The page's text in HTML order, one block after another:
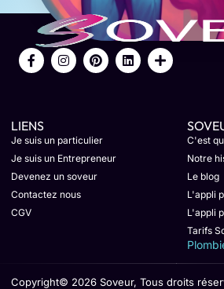
LIENS
Je suis un particulier
Je suis un Entrepreneur
Devenez un soveur
Contactez nous
CGV
C'est
Notre
Le blog
L'appli
L'appli
Tarifs
Copyright© 2026 Soveur, Tous droits